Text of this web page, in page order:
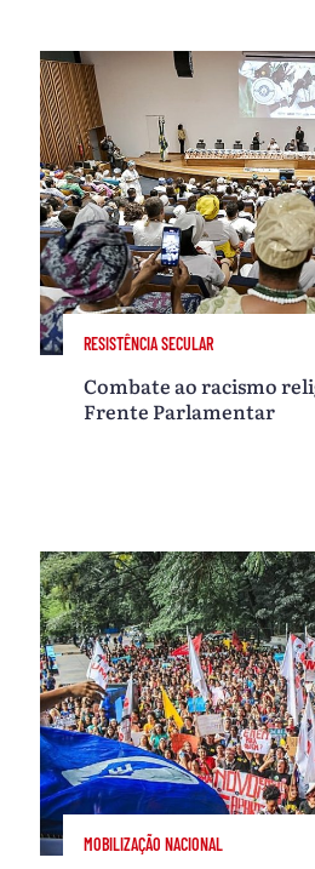
RESISTÊNCIA SECULAR
Combate ao racismo
Frente Parlamentar
MOBILIZAÇÃO NACIONAL